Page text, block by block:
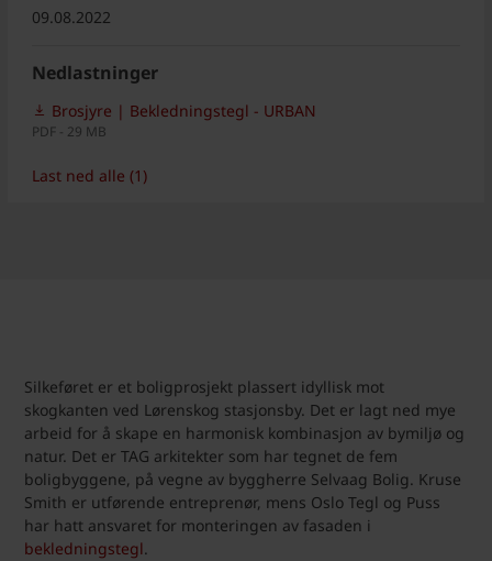
09.08.2022
Nedlastninger
Brosjyre | Bekledningstegl - URBAN
PDF - 29 MB
Last ned alle (1)
Silkeføret er et boligprosjekt plassert idyllisk mot
skogkanten ved Lørenskog stasjonsby. Det er lagt ned mye
arbeid for å skape en harmonisk kombinasjon av bymiljø og
natur. Det er TAG arkitekter som har tegnet de fem
boligbyggene, på vegne av byggherre Selvaag Bolig. Kruse
Smith er utførende entreprenør, mens Oslo Tegl og Puss
har hatt ansvaret for monteringen av fasaden i
bekledningstegl.